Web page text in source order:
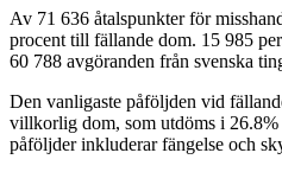
Av 71 636 åtalspunkter för
procent till fällande dom. 15 985
60 788 avgöranden från svenska
Den vanligaste påföljden vid
villkorlig dom, som utdöms i 26.8%
påföljder inkluderarfängelse och